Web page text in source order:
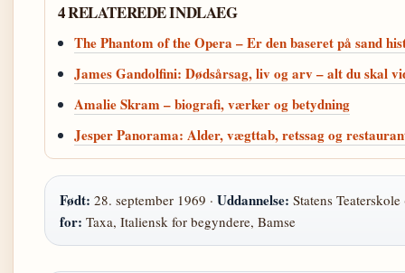
4 RELATEREDE INDLAEG
The Phantom of the Opera – Er den baseret på sand
James Gandolfini: Dødsårsag, liv og arv – alt du skal
Amalie Skram – biografi, værker og betydning
Jesper Panorama: Alder, vægttab, retssag og
Født: 28. september 1969 · Uddannelse: Statens
for: Taxa, Italiensk for begyndere, Bamse